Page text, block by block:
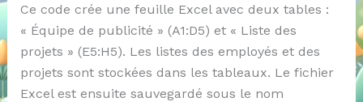
Ce code crée une feuille Excel avec deux tables :
« Équipe de publicité » (A1:D5) et « Liste des
projets » (E5:H5). Les listes des employés et des
projets sont stockées dans les tableaux. Le fichier
Excel est ensuite sauvegardé sous le nom